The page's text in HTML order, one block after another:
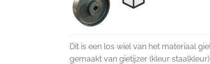
Dit is een los wiel van het materiaal
gemaakt van gietijzer (kleur